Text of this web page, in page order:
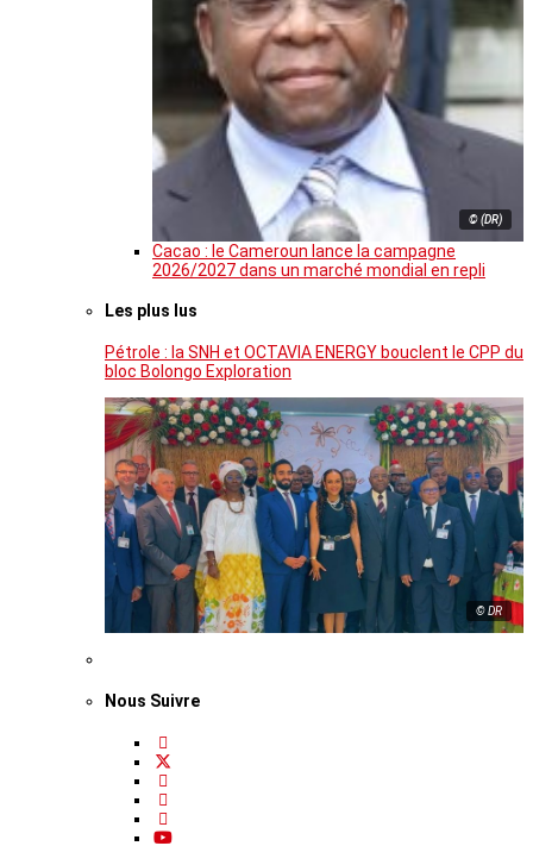
© (DR)
Cacao : le Cameroun lance la campagne
2026/2027 dans un marché mondial en repli
Les plus lus
Pétrole : la SNH et OCTAVIA ENERGY bouclent le CPP du
bloc Bolongo Exploration
© DR
Nous Suivre